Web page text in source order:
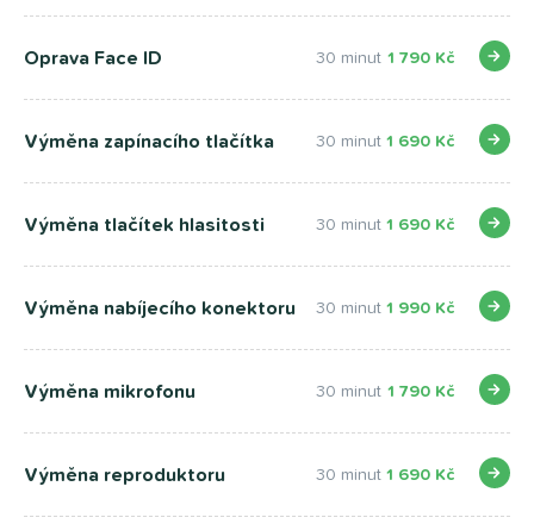
Oprava Face ID 30 minut 1 790 Kč
Výměna zapínacího tlačítka 30 minut 1 690 Kč
Výměna tlačítek hlasitosti 30 minut 1 690 Kč
Výměna nabíjecího konektoru 30 minut 1 990 Kč
Výměna mikrofonu 30 minut 1 790 Kč
Výměna reproduktoru 30 minut 1 690 Kč